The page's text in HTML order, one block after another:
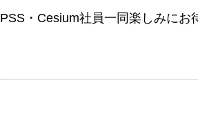
PSS・Cesium社員一同楽しみにお